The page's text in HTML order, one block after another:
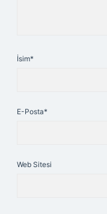
İsim*
E-Posta*
Web Sitesi